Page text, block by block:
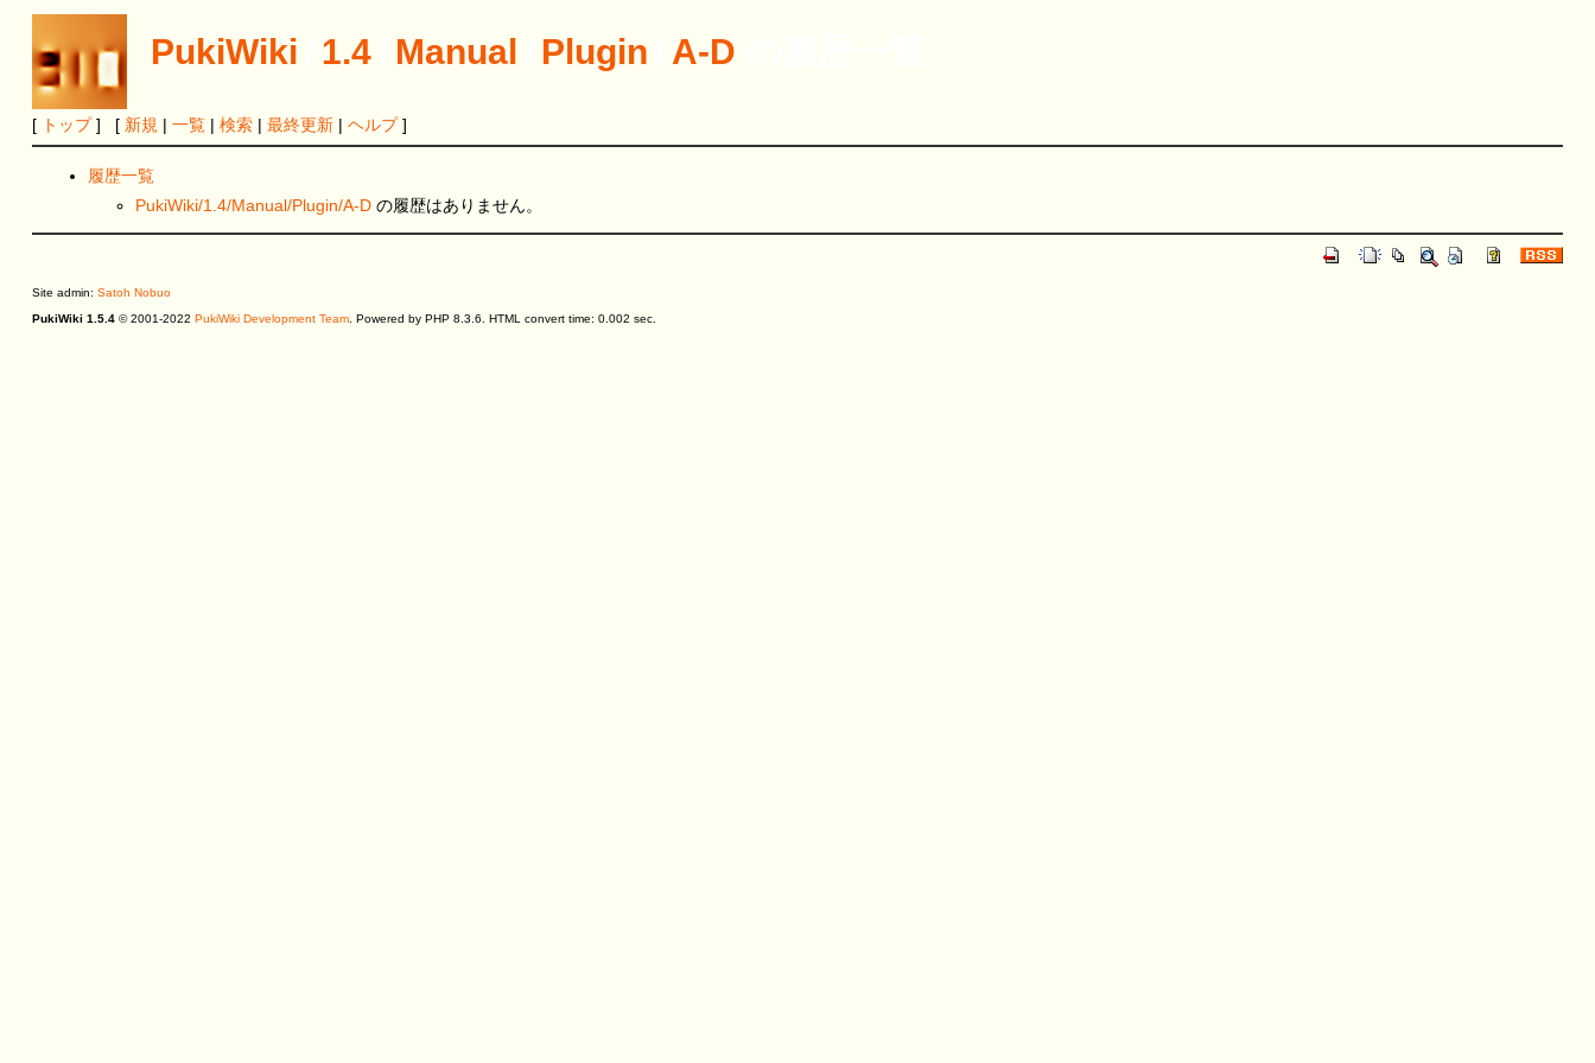
PukiWiki 1.4 Manual Plugin A-D
[ トップ] [ 新規 | 一覧| 検索| 最終更新| ヘルプ]
履歴一覧
PukiWiki/1.4/Manual/Plugin/A-D の履歴はありません。
Site admin: Satoh Nobuo
PukiWiki 1.5.4© 2001-2022 PukiWiki Development Team. Powered by PHP 8.3.6. HTML convert time: 0.002 sec.